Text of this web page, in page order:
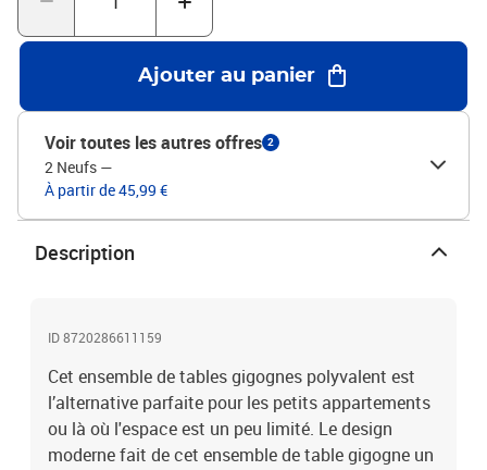
petite table : 34 x 30 x 28 cm (L x l x H)L'assemblage est requisLa
livraison contient :1 x grande table1 x table de taille moyenne1 x
Ajouter au panier
Voir toutes les autres offres 2
2 Neufs —
À partir de 45,99 €
Description
ID 8720286611159
Cet ensemble de tables gigognes polyvalent est
l’alternative parfaite pour les petits appartements
ou là où l'espace est un peu limité. Le design
moderne fait de cet ensemble de table gigogne un